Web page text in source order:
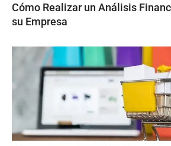
Cómo Realizar un Análisis
su Empresa